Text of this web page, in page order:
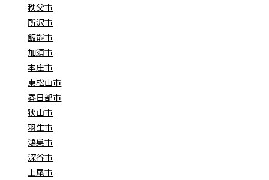
秩父市
所沢市
飯能市
加須市
本庄市
東松山市
春日部市
狭山市
羽生市
鴻巣市
深谷市
上尾市